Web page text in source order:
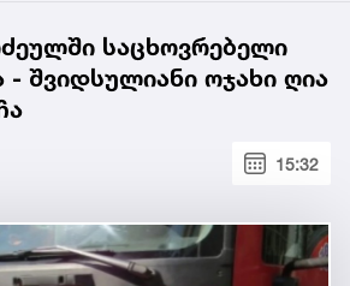
საცხოვრებელი
- შვიდსულიანი ოჯახი ღია
15:32